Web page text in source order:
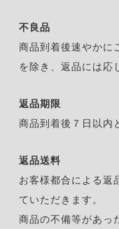
不良品
商品到着後速やかに
を除き、返品には応
返品期限
商品到着後７日以内
返品送料
お客様都合による返
ていただきます。
商品の不備等があっ